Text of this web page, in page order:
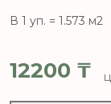
В 1 уп. = 1.573 м2
12200 ₸